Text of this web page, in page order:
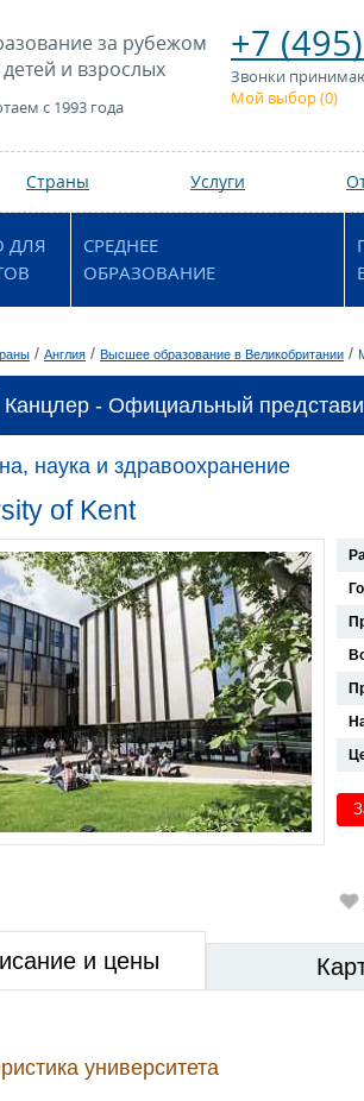
за рубежом
и взрослых
с 1993 года
+7
Звонки
Мой выбор (0)
Страны Услуги
ДЛЯ
СРЕДНЕЕ
ОБРАЗОВАНИЕ
/ Англия / Высшее образование в Великобритании /
Канцлер - Официальный
наука и здравоохранение
of Kent
и цены
университета